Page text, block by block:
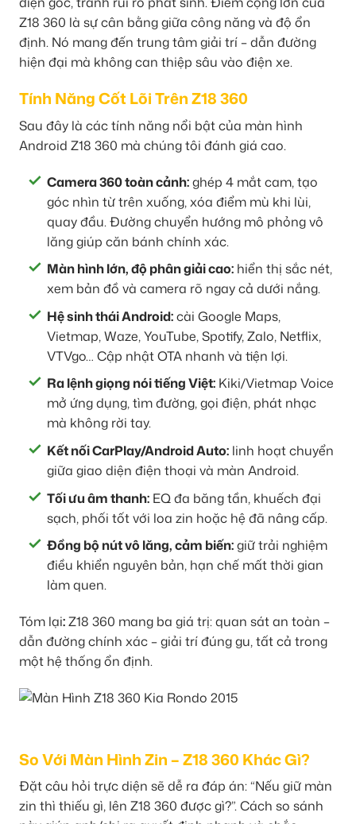
Z18 360 là sự cân bằng giữa công năng và độ ổn
định. Nó mang đến trung tâm giải trí – dẫn đường
hiện đại mà không can thiệp sâu vào điện xe.
Tính Năng Cốt Lõi Trên Z18 360
Sau đây là các tính năng nổi bật của màn hình
Android Z18 360 mà chúng tôi đánh giá cao.
Camera 360 toàn cảnh:ghép 4 mắt cam, tạo
góc nhìn từ trên xuống, xóa điểm mù khi lùi,
quay đầu. Đường chuyển hướng mô phỏng vô
lăng giúp căn bánh chính xác.
Màn hình lớn, độ phân giải cao: hiển thị sắc nét,
xem bản đồ và camera rõ ngay cả dưới nắng.
Hệ sinh thái Android:cài Google Maps,
Vietmap, Waze, YouTube, Spotify, Zalo, Netflix,
VTVgo… Cập nhật OTA nhanh và tiện lợi.
Ra lệnh giọng nói tiếng Việt: Kiki/Vietmap Voice
mở ứng dụng, tìm đường, gọi điện, phát nhạc
mà không rời tay.
Kết nối CarPlay/Android Auto: linh hoạt chuyển
giữa giao diện điện thoại và màn Android.
Tối ưu âm thanh: EQ đa băng tần, khuếch đại
sạch, phối tốt với loa zin hoặc hệ đã nâng cấp.
Đồng bộ nút vô lăng, cảm biến:giữ trải nghiệm
điều khiển nguyên bản, hạn chế mất thời gian
làm quen.
Tóm lại:Z18 360 mang ba giá trị: quan sát an toàn –
dẫn đường chính xác – giải trí đúng gu, tất cả trong
một hệ thống ổn định.
So Với Màn Hình Zin – Z18 360 Khác Gì?
Đặt câu hỏi trực diện sẽ dễ ra đáp án: “Nếu giữ màn
zin thì thiếu gì, lên Z18 360 được gì?”. Cách so sánh